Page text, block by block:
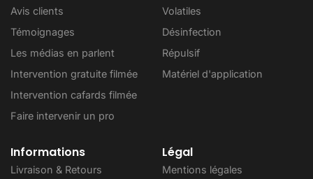
Avis clients
Témoignages
Les médias en parlent
Intervention gratuite filmée
Intervention cafards filmée
Faire intervenir un pro
Volatiles
Désinfection
Répulsif
Matériel d'application
Informations
Livraison & Retours
Légal
Mentions légales